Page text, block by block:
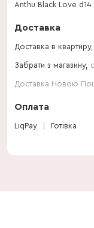
Anthu Black Love d14
Доставка
Доставка в квартиру,
Забрати з магазину,
Доставка Новою
Оплата
LiqPay Готівка